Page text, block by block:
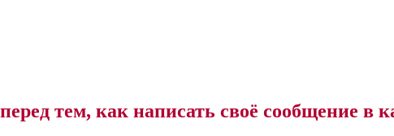
тем, как написать своё сообщение в